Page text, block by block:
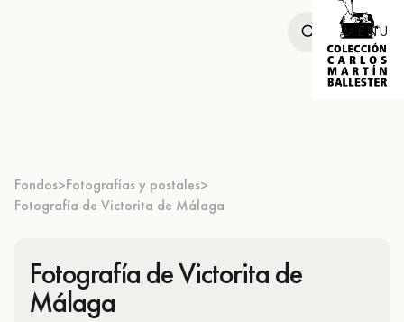
MENU
Fondos>Fotografías y postales>
Fotografía de Victorita de Málaga
Fotografía de Victorita de
Málaga